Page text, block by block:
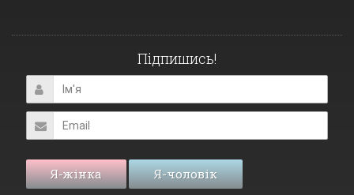
Підпишись!
Я-жінка Я-чоловік